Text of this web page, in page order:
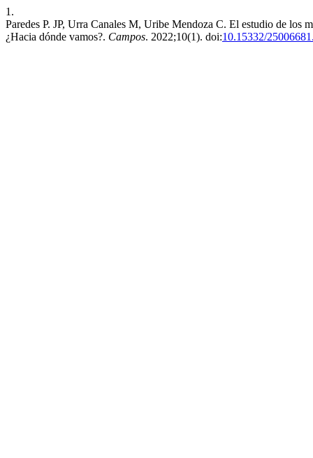
1.
Paredes P. JP, Urra Canales M, Uribe Mendoza C. El estudio de los
¿Hacia dónde vamos?. Campos. 2022;10(1). doi:10.15332/